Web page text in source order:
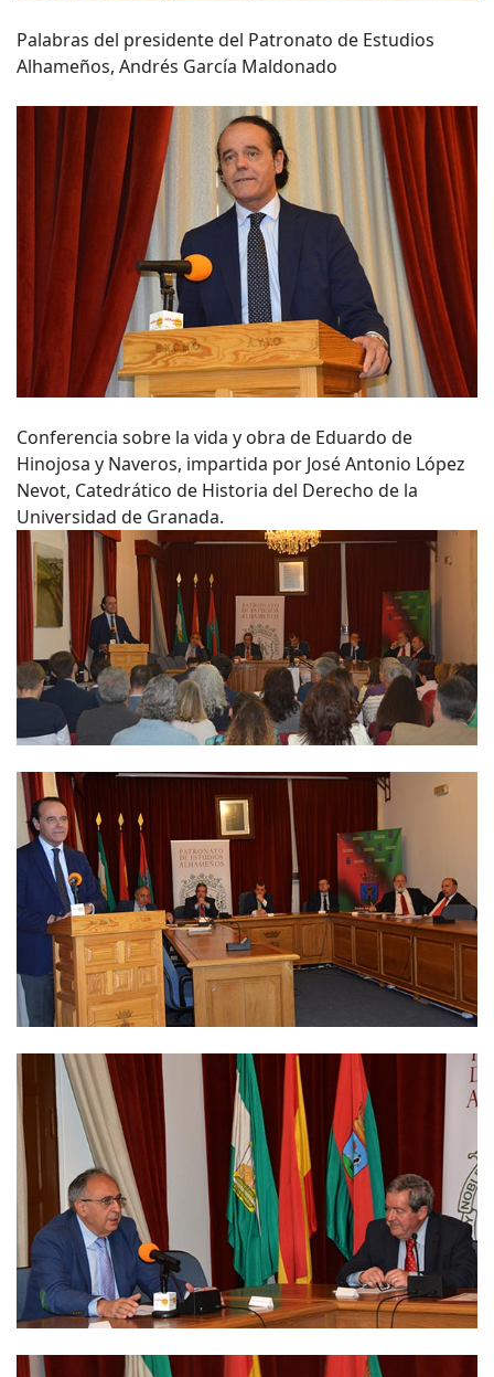
Palabras del presidente del Patronato de Estudios
Alhameños, Andrés García Maldonado
Conferencia sobre la vida y obra de Eduardo de
Hinojosa y Naveros, impartida por José Antonio López
Nevot, Catedrático de Historia del Derecho de la
Universidad de Granada.